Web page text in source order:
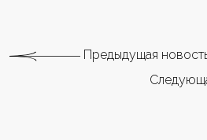
Предыдущая